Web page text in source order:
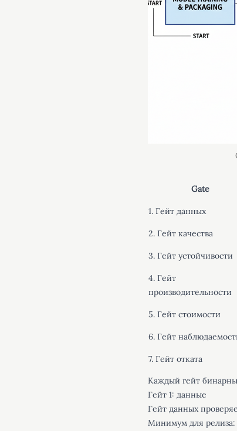
Gate
1. Гейт данных
2. Гейт качества
3. Гейт устойчивости
4. Гейт
производительности
5. Гейт стоимости
6. Гейт
7. Гейт отката
Каждый гейт
Гейт 1: данные
Гейт данных
Минимум для релиза: